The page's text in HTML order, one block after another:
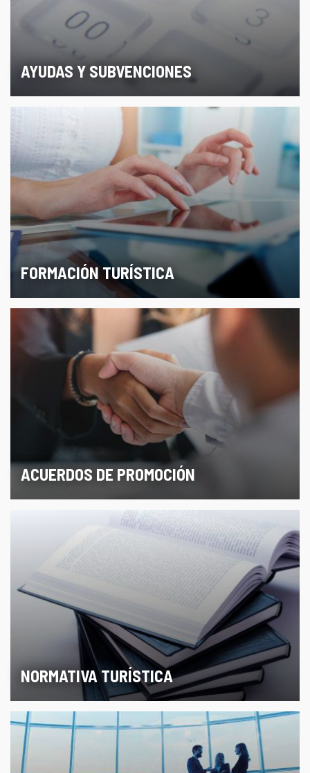
AYUDAS Y SUBVENCIONES
FORMACIÓN TURÍSTICA
ACUERDOS DE PROMOCIÓN
NORMATIVA TURÍSTICA